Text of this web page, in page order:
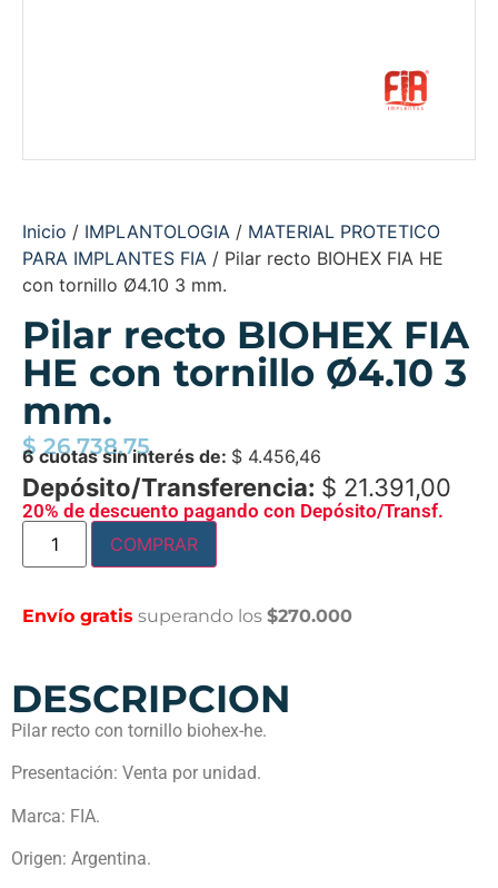
Inicio / IMPLANTOLOGIA / MATERIAL PROTETICO
PARA IMPLANTES FIA / Pilar recto BIOHEX FIA HE
con tornillo Ø4.10 3 mm.
Pilar recto BIOHEX FIA
HE con tornillo Ø4.10 3
mm.
$ 26.738,75
6 cuotas sin interés de: $ 4.456,46
Depósito/Transferencia: $ 21.391,00
20% de descuento pagando con Depósito/Transf.
COMPRAR
Envío gratis superando los $270.000
DESCRIPCION
Pilar recto con tornillo biohex-he.
Presentación: Venta por unidad.
Marca: FIA.
Origen: Argentina.